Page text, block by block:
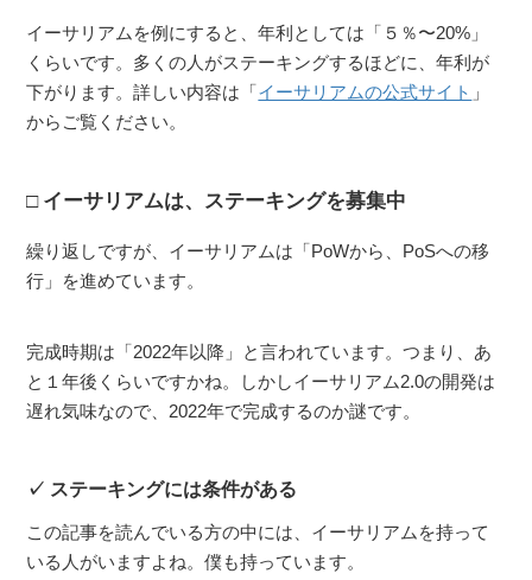
イーサリアムを例にすると、年利としては「５％〜20%」
くらいです。多くの人がステーキングするほどに、年利が
下がります。詳しい内容は「イーサリアムの公式サイト 」
からご覧ください。
イーサリアムは、ステーキングを募集中
繰り返しですが、イーサリアムは「PoWから、PoSへの移
行」を進めています。
完成時期は「2022年以降」と言われています。つまり、あ
と１年後くらいですかね。しかしイーサリアム2.0の開発は
遅れ気味なので、2022年で完成するのか謎です。
ステーキングには条件がある
この記事を読んでいる方の中には、イーサリアムを持って
いる人がいますよね。僕も持っています。